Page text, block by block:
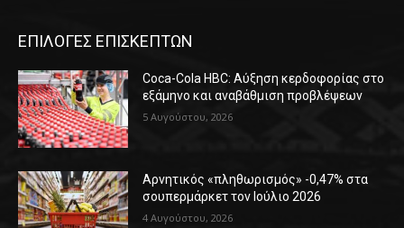
ΕΠΙΛΟΓΕΣ ΕΠΙΣΚΕΠΤΩΝ
Coca-Cola HBC: Αύξηση κερδοφορίας στο
εξάμηνο και αναβάθμιση προβλέψεων
5 Αυγούστου, 2026
Αρνητικός «πληθωρισμός» -0,47% στα
σουπερμάρκετ τον Ιούλιο 2026
4 Αυγούστου, 2026